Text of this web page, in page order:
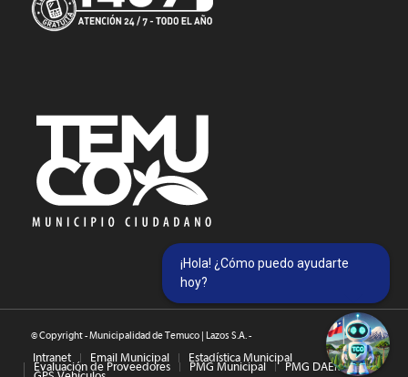
© Copyright - Municipalidad de Temuco | Lazos S.A. -
Intranet Email Municipal Estadística Municipal
Evaluación de Proveedores PMG Municipal PMG DAEM
¡Hola! ¿Cómo puedo ayudarte
hoy?